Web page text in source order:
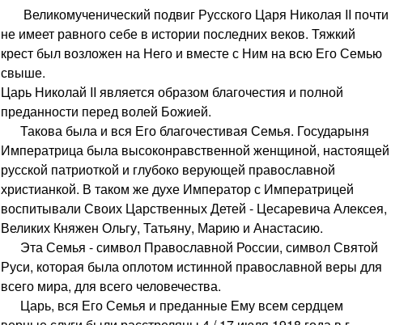
Великомученический подвиг Русского Царя Николая II почти
не имеет равного себе в истории последних веков. Тяжкий
крест был возложен на Него и вместе с Ним на всю Его Семью
свыше.
Царь Николай II является образом благочестия и полной
преданности перед волей Божией.
Такова была и вся Его благочестивая Семья. Государыня
Императрица была высоконравственной женщиной, настоящей
русской патриоткой и глубоко верующей православной
христианкой. В таком же духе Император с Императрицей
воспитывали Своих Царственных Детей - Цесаревича Алексея,
Великих Княжен Ольгу, Татьяну, Марию и Анастасию.
Эта Семья - символ Православной России, символ Святой
Руси, которая была оплотом истинной православной веры для
всего мира, для всего человечества.
Царь, вся Его Семья и преданные Ему всем сердцем